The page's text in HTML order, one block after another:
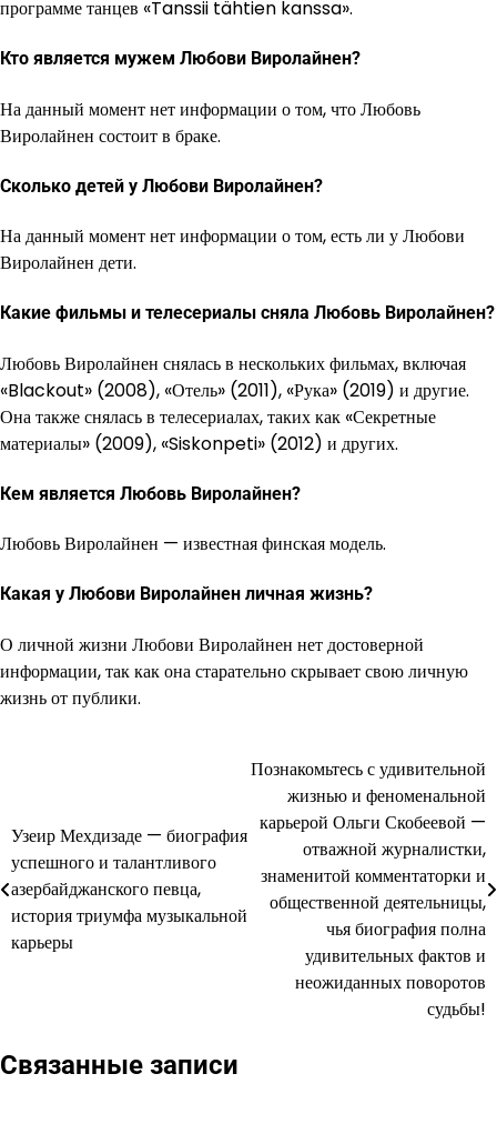
программе танцев «Tanssii tähtien kanssa».
Кто является мужем Любови Виролайнен?
На данный момент нет информации о том, что Любовь
Виролайнен состоит в браке.
Сколько детей у Любови Виролайнен?
На данный момент нет информации о том, есть ли у Любови
Виролайнен дети.
Какие фильмы и телесериалы сняла Любовь Виролайнен?
Любовь Виролайнен снялась в нескольких фильмах, включая
«Blackout» (2008), «Отель» (2011), «Рука» (2019) и другие.
Она также снялась в телесериалах, таких как «Секретные
материалы» (2009), «Siskonpeti» (2012) и других.
Кем является Любовь Виролайнен?
Любовь Виролайнен — известная финская модель.
Какая у Любови Виролайнен личная жизнь?
О личной жизни Любови Виролайнен нет достоверной
информации, так как она старательно скрывает свою личную
жизнь от публики.
записям
Узеир Мехдизаде — биография
успешного и талантливого
азербайджанского певца,
история триумфа музыкальной
карьеры
Познакомьтесь с удивительной
жизнью и феноменальной
карьерой Ольги Скобеевой —
отважной журналистки,
знаменитой комментаторки и
общественной деятельницы,
чья биография полна
удивительных фактов и
неожиданных поворотов
судьбы!
Связанные записи